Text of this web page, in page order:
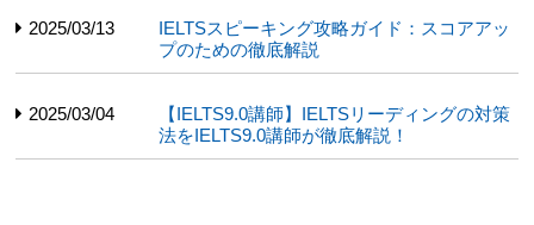
2025/03/13
IELTSスピーキング攻略ガイド：スコアアッ
プのための徹底解説
2025/03/04
【IELTS9.0講師】IELTSリーディングの対策
法をIELTS9.0講師が徹底解説！